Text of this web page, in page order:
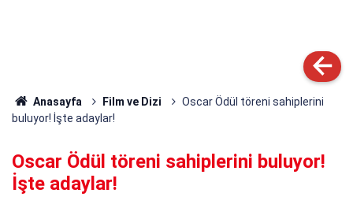
Anasayfa Film ve Dizi
Oscar Ödül töreni sahiplerini
buluyor! İşte adaylar!
Oscar Ödül töreni sahiplerini buluyor!
İşte adaylar!